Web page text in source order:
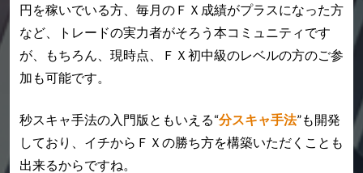
円を稼いでいる方、 毎月のＦＸ成績がプラスになった方
など、トレードの実力者がそろう本コミュニティです
が、
もちろん、現時点、ＦＸ初中級のレベルの方のご参
加も可能です。
秒スキャ手法の入門版ともいえる“分スキャ手法”も開発
しており、 イチからＦＸの勝ち方を構築いただくことも
出来るからですね。